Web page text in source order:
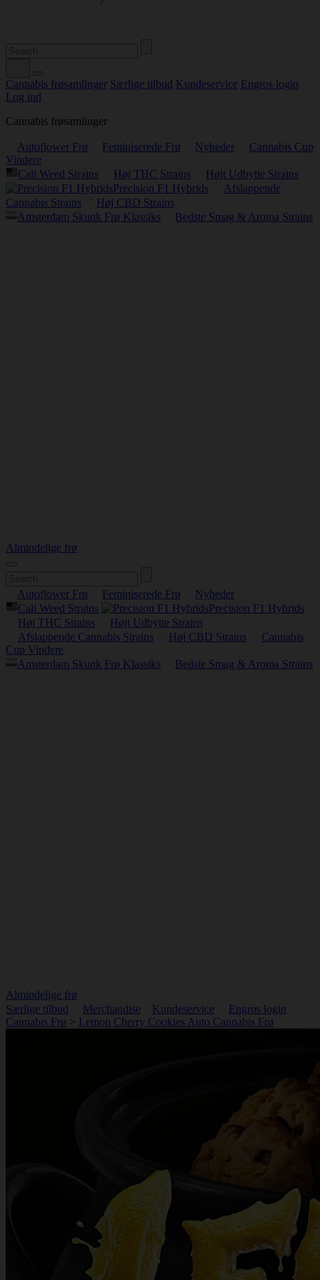
Cannabis frøsamlinger Særlige tilbud Kundeservice Engros login
Log ind
Cannabis frøsamlinger
Autoflower Frø Feminiserede Frø Nyheder
Cannabis Cup
Vindere
Cali Weed Strains
Høj THC Strains
Højt Udbytte Strains
Precision F1 Hybrids
Afslappende
Cannabis Strains
Høj CBD Strains
Amsterdam Skunk Frø Klassiks
Bedste Smag & Aroma Strains
Almindelige frø
Autoflower Frø Feminiserede Frø
Nyheder
Cali Weed Strains
Precision F1 Hybrids
Høj THC Strains
Højt Udbytte Strains
Afslappende Cannabis Strains
Høj CBD Strains
Cannabis
Cup Vindere
Amsterdam Skunk Frø Klassiks
Bedste Smag & Aroma Strains
Almindelige frø
Særlige tilbud
Merchandise Kundeservice
Engros login
Cannabis Frø > Lemon Cherry Cookies Auto Cannabis Frø